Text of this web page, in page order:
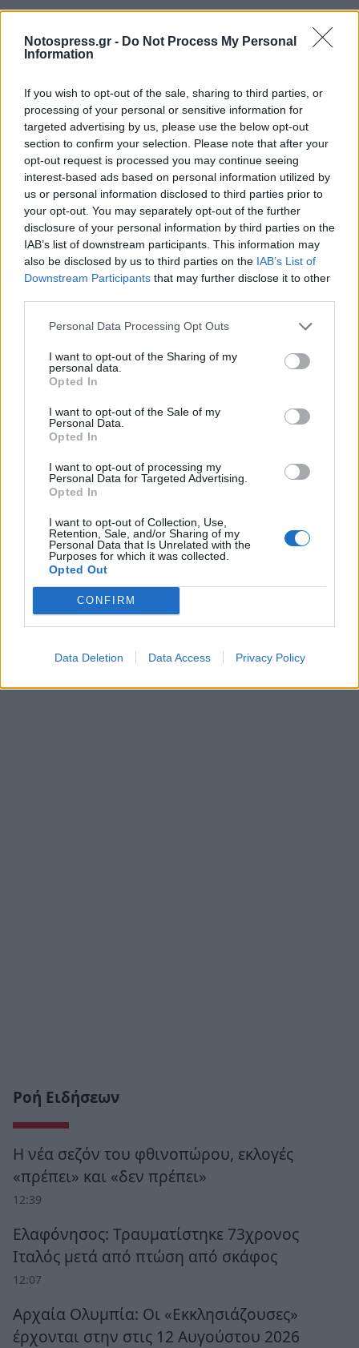
Notospress.gr - Do Not Process My Personal
Information
If you wish to opt-out of the sale, sharing to third parties, or
processing of your personal or sensitive information for
targeted advertising by us, please use the below opt-out
section to confirm your selection. Please note that after your
opt-out request is processed you may continue seeing
interest-based ads based on personal information utilized by
us or personal information disclosed to third parties prior to
your opt-out. You may separately opt-out of the further
disclosure of your personal information by third parties on the
IAB’s list of downstream participants. This information may
also be disclosed by us to third parties on the IAB’s List of
Downstream Participants that may further disclose it to other
Personal Data Processing Opt Outs
I want to opt-out of the Sharing of my
personal data.
Opted In
I want to opt-out of the Sale of my
Personal Data.
Opted In
I want to opt-out of processing my
Personal Data for Targeted Advertising.
Opted In
I want to opt-out of Collection, Use,
Retention, Sale, and/or Sharing of my
Personal Data that Is Unrelated with the
Purposes for which it was collected.
Opted Out
CONFIRM
Data Deletion Data Access Privacy Policy
σπίτι του. Ο οδηγός του λεωφορείου και ένας
επιβάτης ειδοποίησαν την Αστυνομία, το ΕΚΑΒ,
και τους γονείς του ανήλικου, που έφτασαν στο
σημείο. Το παιδί μεταφέρθηκε στο Νοσοκομείο
Καλαμάτας, ενώ η Αστυνομία προσπαθεί να
εξακριβώσει τι ακριβώς συνέβη στο παιδί και
βρέθηκε χτυπημένο και χωρίς το ποδήλατο.
Ο 12χρονος νοσηλεύεται στη Χειρουργική
Κλινική του Νοσοκομείου Καλαμάτας με βαθύ
θλαστικό τραύμα στο πρόσωπο, ευτυχώς εκτός
κινδύνου. Δεν έχει διευκρινιστεί πως συνέβη ο
τραυματισμός του παιδιού, αν δηλαδή έπεσε
του πέφτοντας με το ποδήλατο, καθώς δεν έχει
βρεθεί ακόμα το ποδήλατο και το παιδί δεν
θυμάται τι ακριβώς του συνέβη. Οι έρευνες είναι
12χρονος.
Πηγή: messinialive.gr
Ροή Ειδήσεων
Η νέα σεζόν του φθινοπώρου, εκλογές
«πρέπει» και «δεν πρέπει»
12:39
Ελαφόνησος: Τραυματίστηκε 73χρονος
Ιταλός μετά από πτώση από σκάφος
12:07
Αρχαία Ολυμπία: Οι «Εκκλησιάζουσες»
έρχονται στην στις 12 Αυγούστου 2026